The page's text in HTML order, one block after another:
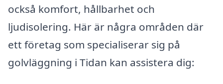
också komfort, hållbarhet och
ljudisolering. Här är några områden där
ett företag som specialiserar sig på
golvläggning i Tidan kan assistera dig: